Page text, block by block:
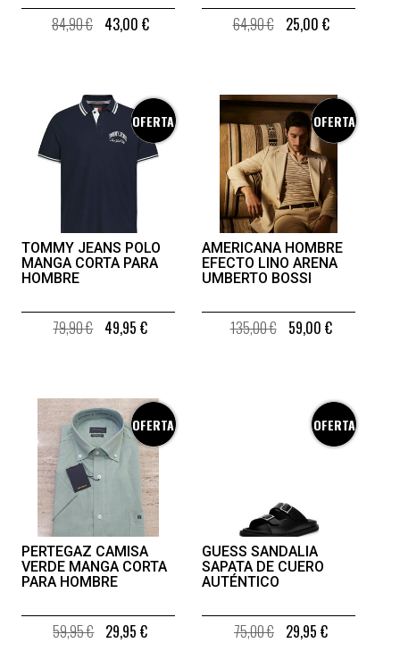
84,90 € 43,00 € 64,90 € 25,00 €
OFERTA
TOMMY JEANS POLO
MANGA CORTA PARA
HOMBRE
79,90 € 49,95 €
OFERTA
AMERICANA HOMBRE
EFECTO LINO ARENA
UMBERTO BOSSI
135,00 € 59,00 €
OFERTA
PERTEGAZ CAMISA
VERDE MANGA CORTA
PARA HOMBRE
59,95 € 29,95 €
OFERTA
GUESS SANDALIA
SAPATA DE CUERO
AUTÉNTICO
75,00 € 29,95 €